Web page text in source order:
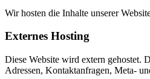
Wir hosten die Inhalte unserer
Externes Hosting
Diese Website wird extern gehostet.
Adressen, Kontaktanfragen, Meta-